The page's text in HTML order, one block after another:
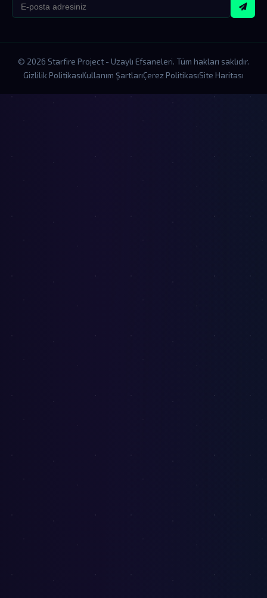
© 2026 Starfire Project - Uzaylı Efsaneleri. Tüm hakları saklıdır.
Gizlilik PolitikasıKullanım ŞartlarıÇerez PolitikasıSite Haritası